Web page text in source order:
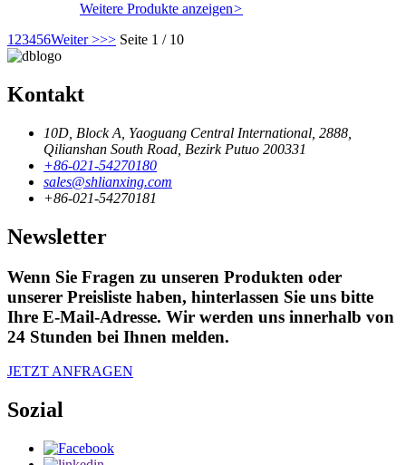
Weitere Produkte anzeigen>
1 23456Weiter >>> Seite 1 / 10
Kontakt
10D, Block A, Yaoguang Central International, 2888,
Qilianshan South Road, Bezirk Putuo 200331
+86-021-54270180
sales@shlianxing.com
+86-021-54270181
Newsletter
Wenn Sie Fragen zu unseren Produkten oder
unserer Preisliste haben, hinterlassen Sie uns bitte
Ihre E-Mail-Adresse. Wir werden uns innerhalb von
24 Stunden bei Ihnen melden.
JETZT ANFRAGEN
Sozial